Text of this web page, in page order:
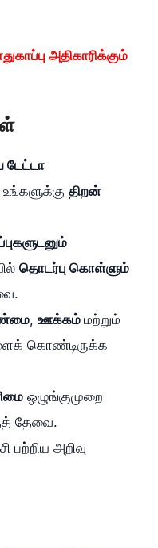
அதிகாரிக்கும்
டேட்டா
திறன்
தொடர்பு கொள்ளும்
, ஊக்கம் மற்றும்
கொண்டிருக்க
ஒழுங்குமுறை
தேவை.
பற்றிய அறிவு